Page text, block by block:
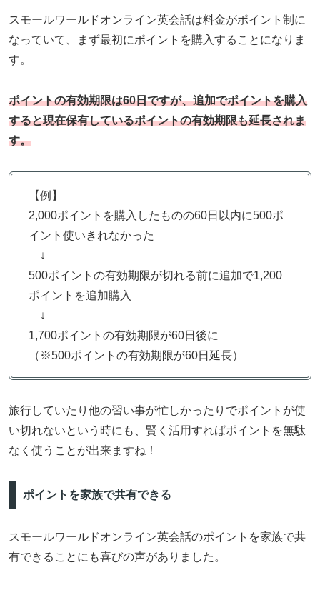
スモールワールドオンライン英会話は料金がポイント制に
なっていて、まず最初にポイントを購入することになりま
す。
ポイントの有効期限は60日ですが、追加でポイントを購入
すると現在保有しているポイントの有効期限も延長されま
す。
【例】
2,000ポイントを購入したものの60日以内に500ポ
イント使いきれなかった
↓
500ポイントの有効期限が切れる前に追加で1,200
ポイントを追加購入
↓
1,700ポイントの有効期限が60日後に
（※500ポイントの有効期限が60日延長）
旅行していたり他の習い事が忙しかったりでポイントが使
い切れないという時にも、賢く活用すればポイントを無駄
なく使うことが出来ますね！
ポイントを家族で共有できる
スモールワールドオンライン英会話のポイントを家族で共
有できることにも喜びの声がありました。